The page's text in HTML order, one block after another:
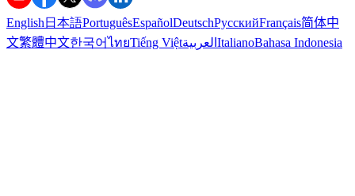
English 日本語PortuguêsEspañolDeutschРусскийFrançais简体中
文繁體中文한국어ไทยTiếng Việtالعربية ItalianoBahasa Indonesia